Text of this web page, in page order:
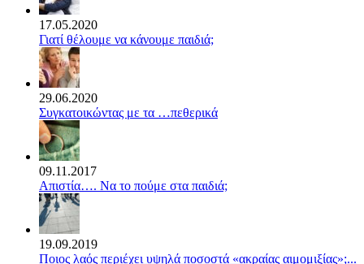
17.05.2020
Γιατί θέλουμε να κάνουμε παιδιά;
29.06.2020
Συγκατοικώντας με τα …πεθερικά
09.11.2017
Απιστία…. Να το πούμε στα παιδιά;
19.09.2019
Ποιος λαός περιέχει υψηλά ποσοστά «ακραίας αιμομιξίας»;...